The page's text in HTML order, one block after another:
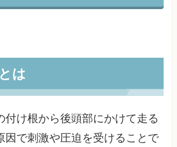
は
付け根から後頭部にかけて走る
因で刺激や圧迫を受けることで